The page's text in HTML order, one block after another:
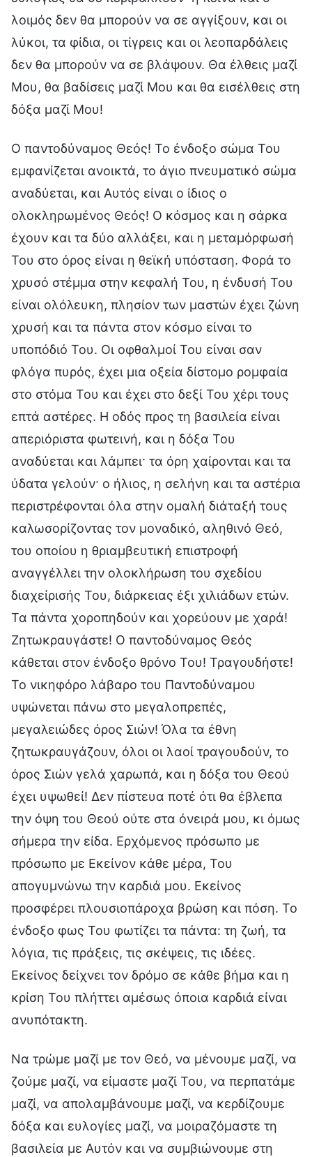
λοιμός δεν θα μπορούν να σε αγγίξουν, και οι
λύκοι, τα φίδια, οι τίγρεις και οι λεοπαρδάλεις
δεν θα μπορούν να σε βλάψουν. Θα έλθεις μαζί
Μου, θα βαδίσεις μαζί Μου και θα εισέλθεις στη
δόξα μαζί Μου!
Ο παντοδύναμος Θεός! Το ένδοξο σώμα Του
εμφανίζεται ανοικτά, το άγιο πνευματικό σώμα
αναδύεται, και Αυτός είναι ο ίδιος ο
ολοκληρωμένος Θεός! Ο κόσμος και η σάρκα
έχουν και τα δύο αλλάξει, και η μεταμόρφωσή
Του στο όρος είναι η θεϊκή υπόσταση. Φορά το
χρυσό στέμμα στην κεφαλή Του, η ένδυσή Του
είναι ολόλευκη, πλησίον των μαστών έχει ζώνη
χρυσή και τα πάντα στον κόσμο είναι το
υποπόδιό Του. Οι οφθαλμοί Του είναι σαν
φλόγα πυρός, έχει μια οξεία δίστομο ρομφαία
στο στόμα Του και έχει στο δεξί Του χέρι τους
επτά αστέρες. Η οδός προς τη βασιλεία είναι
απεριόριστα φωτεινή, και η δόξα Του
αναδύεται και λάμπει· τα όρη χαίρονται και τα
ύδατα γελούν· ο ήλιος, η σελήνη και τα αστέρια
περιστρέφονται όλα στην ομαλή διάταξή τους
καλωσορίζοντας τον μοναδικό, αληθινό Θεό,
του οποίου η θριαμβευτική επιστροφή
αναγγέλλει την ολοκλήρωση του σχεδίου
διαχείρισής Του, διάρκειας έξι χιλιάδων ετών.
Τα πάντα χοροπηδούν και χορεύουν με χαρά!
Ζητωκραυγάστε! Ο παντοδύναμος Θεός
κάθεται στον ένδοξο θρόνο Του! Τραγουδήστε!
Το νικηφόρο λάβαρο του Παντοδύναμου
υψώνεται πάνω στο μεγαλοπρεπές,
μεγαλειώδες όρος Σιών! Όλα τα έθνη
ζητωκραυγάζουν, όλοι οι λαοί τραγουδούν, το
όρος Σιών γελά χαρωπά, και η δόξα του Θεού
έχει υψωθεί! Δεν πίστευα ποτέ ότι θα έβλεπα
την όψη του Θεού ούτε στα όνειρά μου, κι όμως
σήμερα την είδα. Ερχόμενος πρόσωπο με
πρόσωπο με Εκείνον κάθε μέρα, Του
απογυμνώνω την καρδιά μου. Εκείνος
προσφέρει πλουσιοπάροχα βρώση και πόση. Το
ένδοξο φως Του φωτίζει τα πάντα: τη ζωή, τα
λόγια, τις πράξεις, τις σκέψεις, τις ιδέες.
Εκείνος δείχνει τον δρόμο σε κάθε βήμα και η
κρίση Του πλήττει αμέσως όποια καρδιά είναι
ανυπότακτη.
Να τρώμε μαζί με τον Θεό, να μένουμε μαζί, να
ζούμε μαζί, να είμαστε μαζί Του, να περπατάμε
μαζί, να απολαμβάνουμε μαζί, να κερδίζουμε
δόξα και ευλογίες μαζί, να μοιραζόμαστε τη
βασιλεία με Αυτόν και να συμβιώνουμε στη